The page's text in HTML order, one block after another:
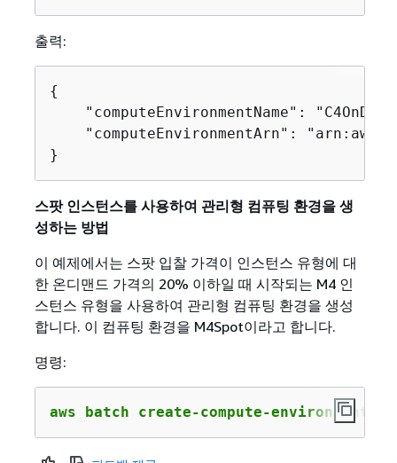
출력:
{
"computeEnvironmentName":
"computeEnvironmentArn":
}
스팟 인스턴스를 사용하여 관리형 컴퓨팅 환경을 생
성하는 방법
이 예제에서는 스팟 입찰 가격이 인스턴스 유형에 대
한 온디맨드 가격의 20% 이하일 때 시작되는 M4 인
스턴스 유형을 사용하여 관리형 컴퓨팅 환경을 생성
합니다. 이 컴퓨팅 환경을 M4Spot이라고 합니다.
명령:
aws batch create-compute-